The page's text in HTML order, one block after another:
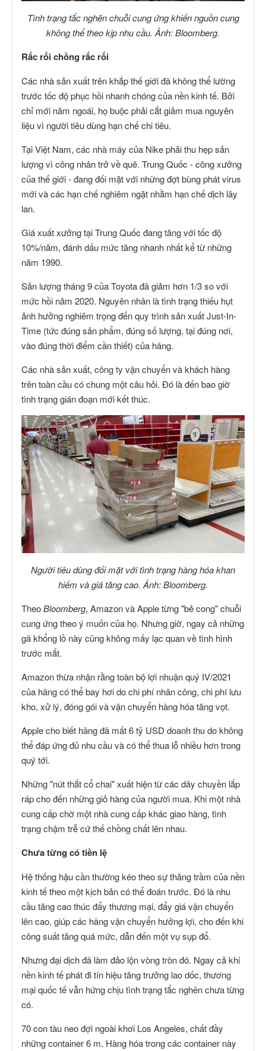
Tình trạng tắc nghẽn chuỗi cung ứng khiến nguồn cung
không thể theo kịp nhu cầu. Ảnh: Bloomberg.
Rắc rối chồng rắc rối
Các nhà sản xuất trên khắp thế giới đã không thể lường
trước tốc độ phục hồi nhanh chóng của nền kinh tế. Bởi
chỉ mới năm ngoái, họ buộc phải cắt giảm mua nguyên
liệu vì người tiêu dùng hạn chế chi tiêu.
Tại Việt Nam, các nhà máy của Nike phải thu hẹp sản
lượng vì công nhân trở về quê. Trung Quốc - công xưởng
của thế giới - đang đối mặt với những đợt bùng phát virus
mới và các hạn chế nghiêm ngặt nhằm hạn chế dịch lây
lan.
Giá xuất xưởng tại Trung Quốc đang tăng với tốc độ
10%/năm, đánh dấu mức tăng nhanh nhất kể từ những
năm 1990.
Sản lượng tháng 9 của Toyota đã giảm hơn 1/3 so với
mức hồi năm 2020. Nguyên nhân là tình trạng thiếu hụt
ảnh hưởng nghiêm trọng đến quy trình sản xuất Just-In-
Time (tức đúng sản phẩm, đúng số lượng, tại đúng nơi,
vào đúng thời điểm cần thiết) của hãng.
Các nhà sản xuất, công ty vận chuyển và khách hàng
trên toàn cầu có chung một câu hỏi. Đó là đến bao giờ
tình trạng gián đoạn mới kết thúc.
Người tiêu dùng đối mặt với tình trạng hàng hóa khan
hiếm và giá tăng cao. Ảnh: Bloomberg.
TheoBloomberg, Amazon và Apple từng "bẻ cong" chuỗi
cung ứng theo ý muốn của họ. Nhưng giờ, ngay cả những
gã khổng lồ này cũng không mấy lạc quan về tình hình
trước mắt.
Amazon thừa nhận rằng toàn bộ lợi nhuận quý IV/2021
của hãng có thể bay hơi do chi phí nhân công, chi phí lưu
kho, xử lý, đóng gói và vận chuyển hàng hóa tăng vọt.
Apple cho biết hãng đã mất 6 tỷ USD doanh thu do không
thể đáp ứng đủ nhu cầu và có thể thua lỗ nhiều hơn trong
quý tới.
Những "nút thắt cổ chai" xuất hiện từ các dây chuyền lắp
ráp cho đến những giỏ hàng của người mua. Khi một nhà
cung cấp chờ một nhà cung cấp khác giao hàng, tình
trạng chậm trễ cứ thế chồng chất lên nhau.
Chưa từng có tiền lệ
Hệ thống hậu cần thường kéo theo sự thăng trầm của nền
kinh tế theo một kịch bản có thể đoán trước. Đó là nhu
cầu tăng cao thúc đẩy thương mại, đẩy giá vận chuyển
lên cao, giúp các hãng vận chuyển hưởng lợi, cho đến khi
công suất tăng quá mức, dẫn đến một vụ sụp đổ.
Nhưng đại dịch đã làm đảo lộn vòng tròn đó. Ngay cả khi
nền kinh tế phát đi tín hiệu tăng trưởng lao dốc, thương
mại quốc tế vẫn hứng chịu tình trạng tắc nghẽn chưa từng
có.
70 con tàu neo đợi ngoài khơi Los Angeles, chất đầy
những container 6 m. Hàng hóa trong các container này